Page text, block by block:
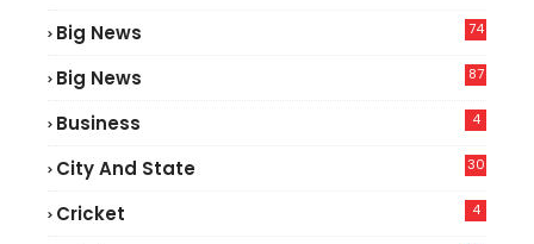
Big News
74
Big News
87
Business 4
City And State 30
Cricket 4